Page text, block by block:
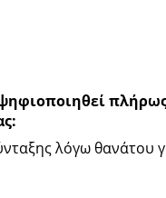
λόγω θανάτου